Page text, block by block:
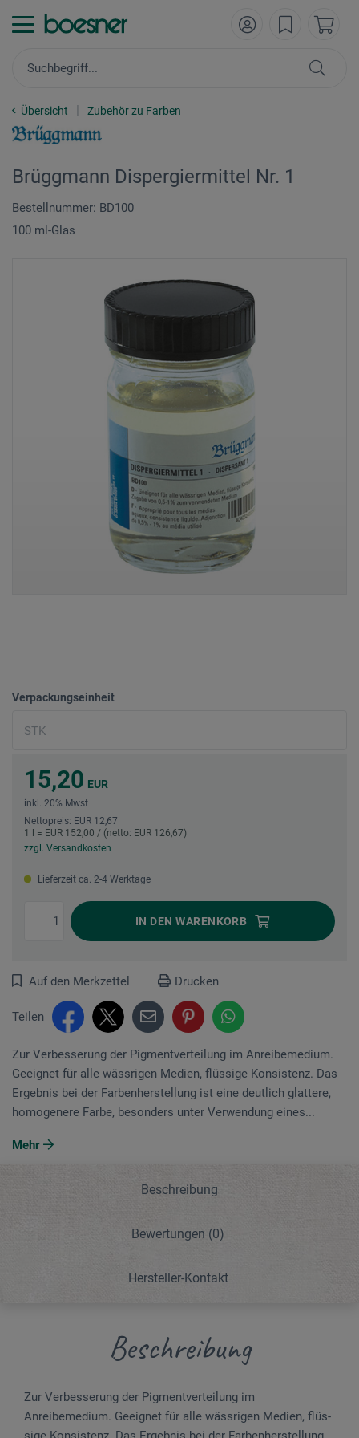
Übersicht Zubehör zu Farben
Brüggmann Dispergiermittel Nr. 1
Bestellnummer: BD100
100 ml-Glas
Verpackungseinheit
15,20 EUR
inkl. 20% Mwst
Nettopreis: EUR 12,67
1 l = EUR 152,00 / (netto: EUR 126,67)
zzgl. Versandkosten
Lieferzeit ca. 2-4 Werktage
IN DEN WARENKORB
Auf den Merkzettel Drucken
Teilen
Zur Verbesserung der Pigmentverteilung im Anreibemedium.
Geeignet für alle wässrigen Medien, flüs­sige Konsistenz. Das
Ergebnis bei der Farbenherstellung ist eine deutlich glattere,
homogenere Farbe, besonders unter Verwendung eines...
Mehr
Beschreibung
Bewertungen (0)
Hersteller-Kontakt
Beschreibung
Zur Verbesserung der Pigmentverteilung im
Anreibemedium. Geeignet für alle wässrigen Medien, flüs­